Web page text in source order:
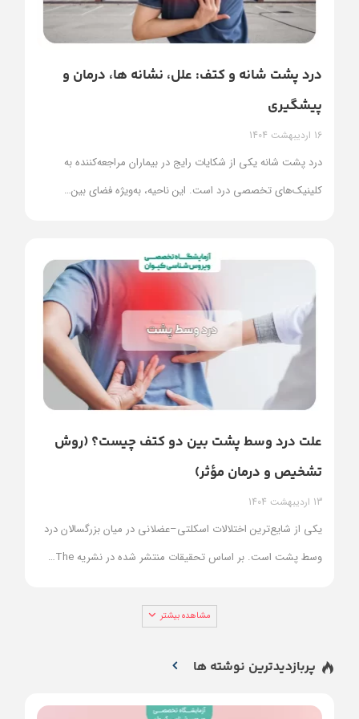
درد پشت شانه و کتف: علل، نشانه‌ ها، درمان‌ و
پیشگیری
16 اردیبهشت 1404
درد پشت شانه یکی از شکایات رایج در بیماران مراجعه‌کننده به
کلینیک‌های تخصصی درد است. این ناحیه، به‌ویژه فضای بین…
علت درد وسط پشت بین دو کتف چیست؟ (روش
تشخیص و درمان مؤثر)
13 اردیبهشت 1404
یکی از شایع‌ترین اختلالات اسکلتی–عضلانی در میان بزرگسالان درد
وسط پشت است. بر اساس تحقیقات منتشر شده در نشریه The
…
مشاهده بیشتر
پربازدیدترین نوشته ها